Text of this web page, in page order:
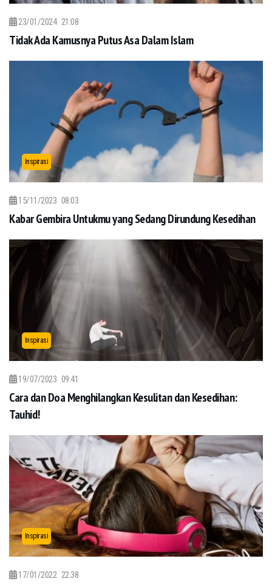
23/01/2024 21:08
Tidak Ada Kamusnya Putus Asa Dalam Islam
Inspirasi
15/11/2023 08:03
Kabar Gembira Untukmu yang Sedang Dirundung Kesedihan
Inspirasi
19/07/2023 09:41
Cara dan Doa Menghilangkan Kesulitan dan Kesedihan:
Tauhid!
Inspirasi
17/01/2022 22:38